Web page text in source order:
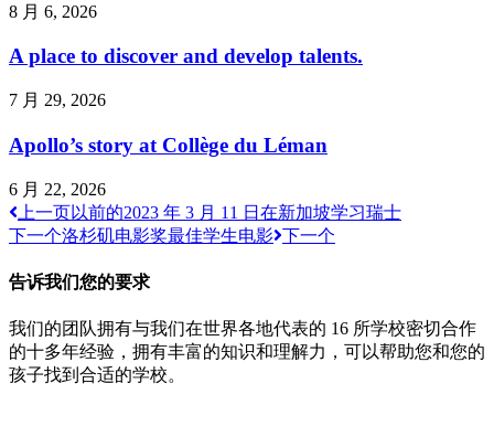
8 月 6, 2026
A place to discover and develop talents.
7 月 29, 2026
Apollo’s story at Collège du Léman
6 月 22, 2026
上一页以前的2023 年 3 月 11 日在新加坡学习瑞士
下一个洛杉矶电影奖最佳学生电影 下一个
告诉我们您的要求
我们的团队拥有与我们在世界各地代表的 16 所学校密切合作
的十多年经验，拥有丰富的知识和理解力，可以帮助您和您的
孩子找到合适的学校。